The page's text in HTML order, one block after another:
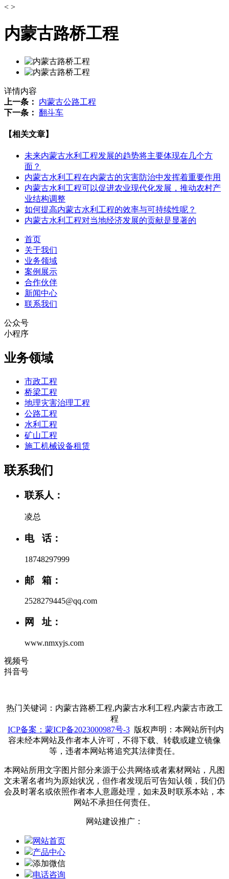
< >
内蒙古路桥工程
详情内容
上一条：
内蒙古公路工程
下一条： 翻斗车
【相关文章】
未来内蒙古水利工程发展的趋势将主要体现在几个方
面？
内蒙古水利工程在内蒙古的灾害防治中发挥着重要作用
内蒙古水利工程可以促进农业现代化发展，推动农村产
业结构调整
如何提高内蒙古水利工程的效率与可持续性呢？
内蒙古水利工程对当地经济发展的贡献是显著的
首页
关于我们
业务领域
案例展示
合作伙伴
新闻中心
联系我们
公众号
小程序
业务领域
市政工程
桥梁工程
地理灾害治理工程
公路工程
水利工程
矿山工程
施工机械设备租赁
联系我们
联系人：
凌总
电 话：
18748297999
邮 箱：
2528279445@qq.com
网 址：
www.nmxyjs.com
视频号
抖音号
热门关键词：内蒙古路桥工程,内蒙古水利工程,内蒙古市政工
程
ICP备案：蒙ICP备2023000987号-3版权声明：本网站所刊内
容未经本网站及作者本人许可，不得下载、转载或建立镜像
等，违者本网站将追究其法律责任。
本网站所用文字图片部分来源于公共网络或者素材网站，凡图
文未署名者均为原始状况，但作者发现后可告知认领，我们仍
会及时署名或依照作者本人意愿处理，如未及时联系本站，本
网站不承担任何责任。
网站建设推广：
网站首页
产品中心
添加微信
电话咨询